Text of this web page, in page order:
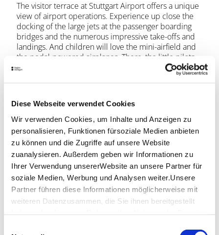
Diese Webseite verwendet Cookies
Wir verwenden Cookies, um Inhalte und Anzeigen zu
personalisieren, Funktionen fürsoziale Medien anbieten
zu können und die Zugriffe auf unsere Website
zuanalysieren. Außerdem geben wir Informationen zu
Ihrer Verwendung unsererWebsite an unsere Partner für
soziale Medien, Werbung und Analysen weiter.Unsere
Partner führen diese Informationen möglicherweise mit
weiteren Datenzusammen, die Sie ihnen bereitgestellt
The visitor terrace at Stuttgart Airport offers a unique
view of airport operations. Experience up close the
docking of the large jets at the passenger boarding
bridges and the numerous impressive take-offs and
landings. And children will love the mini-airfield and
the pedal-powered airplanes. There, the little pilots
can find their parking position via recorded taxiways
The entrances to the visitor terrace are located in
free.
Location & Contact
Flughafen Stuttgart
Flughafenstraße 32
70629 Stuttgart
Website: www.flughafen-stuttgart.de
Plan your trip